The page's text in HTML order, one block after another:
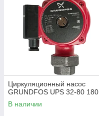
Циркуляционный насос
GRUNDFOS UPS 32-80 180
В наличии